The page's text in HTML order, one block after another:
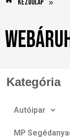
Kezdőlap »
Kategória
Autóipar
MP